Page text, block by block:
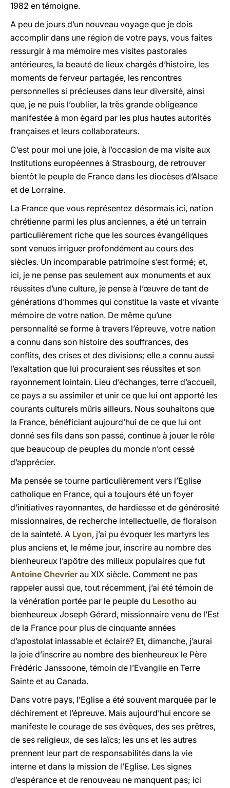
1982 en témoigne.
A peu de jours d’un nouveau voyage que je dois
accomplir dans une région de votre pays, vous faites
ressurgir à ma mémoire mes visites pastorales
antérieures, la beauté de lieux chargés d’histoire, les
moments de ferveur partagée, les rencontres
personnelles si précieuses dans leur diversité, ainsi
que, je ne puis l’oublier, la très grande obligeance
manifestée à mon égard par les plus hautes autorités
françaises et leurs collaborateurs.
C’est pour moi une joie, à l’occasion de ma visite aux
Institutions européennes à Strasbourg, de retrouver
bientôt le peuple de France dans les diocèses d’Alsace
et de Lorraine.
La France que vous représentez désormais ici, nation
chrétienne parmi les plus anciennes, a été un terrain
particulièrement riche que les sources évangéliques
sont venues irriguer profondément au cours des
siècles. Un incomparable patrimoine s’est formé; et,
ici, je ne pense pas seulement aux monuments et aux
réussites d’une culture, je pense à l’œuvre de tant de
générations d’hommes qui constitue la vaste et vivante
mémoire de votre nation. De même qu’une
personnalité se forme à travers l’épreuve, votre nation
a connu dans son histoire des souffrances, des
conflits, des crises et des divisions; elle a connu aussi
l’exaltation que lui procuraient ses réussites et son
rayonnement lointain. Lieu d’échanges, terre d’accueil,
ce pays a su assimiler et unir ce que lui ont apporté les
courants culturels mûris ailleurs. Nous souhaitons que
la France, bénéficiant aujourd’hui de ce que lui ont
donné ses fils dans son passé, continue à jouer le rôle
que beaucoup de peuples du monde n’ont cessé
d’apprécier.
Ma pensée se tourne particulièrement vers l’Eglise
catholique en France, qui a toujours été un foyer
d’initiatives rayonnantes, de hardiesse et de générosité
missionnaires, de recherche intellectuelle, de floraison
de la sainteté. A Lyon, j’ai pu évoquer les martyrs les
plus anciens et, le même jour, inscrire au nombre des
bienheureux l’apôtre des milieux populaires que fut
Antoine Chevrierau XIX siècle. Comment ne pas
rappeler aussi que, tout récemment, j’ai été témoin de
la vénération portée par le peuple du Lesotho au
bienheureux Joseph Gérard, missionnaire venu de l’Est
de la France pour plus de cinquante années
d’apostolat inlassable et éclairé? Et, dimanche, j’aurai
la joie d’inscrire au nombre des bienheureux le Père
Frédéric Janssoone, témoin de l’Evangile en Terre
Sainte et au Canada.
Dans votre pays, l’Eglise a été souvent marquée par le
déchirement et l’épreuve. Mais aujourd’hui encore se
manifeste le courage de ses évêques, des ses prêtres,
de ses religieux, de ses laïcs; les uns et les autres
prennent leur part de responsabilités dans la vie
interne et dans la mission de l’Eglise. Les signes
d’espérance et de renouveau ne manquent pas; ici